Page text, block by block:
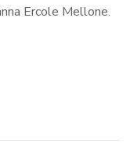
Ercole Mellone.